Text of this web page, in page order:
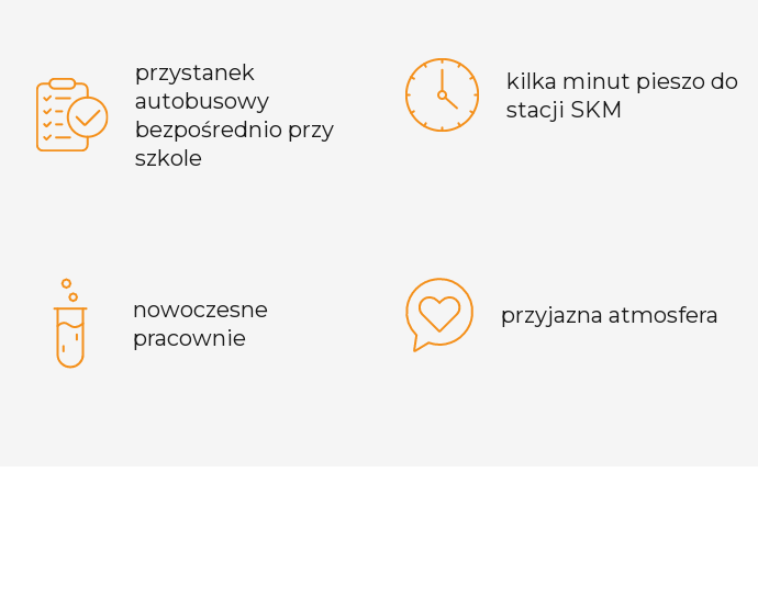
przystanek
autobusowy
bezpośrednio przy
szkole​
kilka minut pieszo do
stacji SKM
nowoczesne
pracownie
przyjazna atmosfera